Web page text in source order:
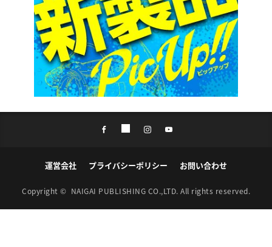
運営会社 プライバシーポリシー お問い合わせ
Copyright © NAIGAI PUBLISHING CO.,LTD. All rights reserved.